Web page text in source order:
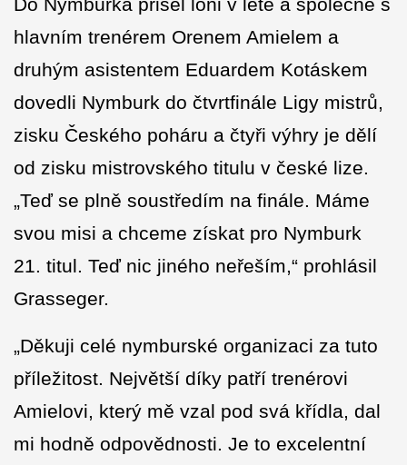
Do Nymburka přišel loni v létě a společně s
hlavním trenérem Orenem Amielem a
druhým asistentem Eduardem Kotáskem
dovedli Nymburk do čtvrtfinále Ligy mistrů,
zisku Českého poháru a čtyři výhry je dělí
od zisku mistrovského titulu v české lize.
„Teď se plně soustředím na finále. Máme
svou misi a chceme získat pro Nymburk
21. titul. Teď nic jiného neřeším,“ prohlásil
Grasseger.
„Děkuji celé nymburské organizaci za tuto
příležitost. Největší díky patří trenérovi
Amielovi, který mě vzal pod svá křídla, dal
mi hodně odpovědnosti. Je to excelentní